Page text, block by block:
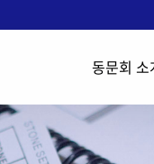
동문회 소